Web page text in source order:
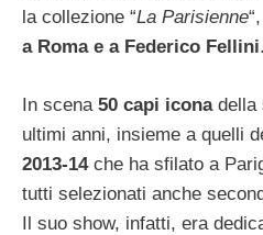
la collezione “La Parisienne
a Roma e a Federico Fellini.
In scena 50 capi iconadella
ultimi anni, insieme a quelli
2013-14che ha sfilato a
tutti selezionati anche
Il suo show, infatti, era